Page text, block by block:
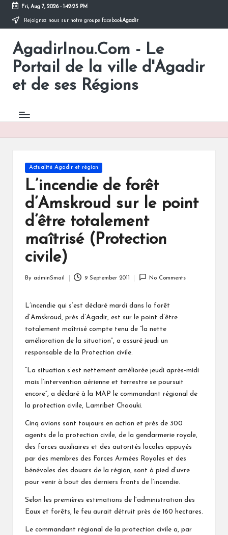
Skip
content
Fri, Aug 7, 2026- 1:42:26 PM
Rejoignez nous sur notre groupe facebookAgadir
AgadirInou.Com - Le
Portail de la ville d'Agadir
et de ses Régions
Toute
l'actualité
ville
en
un
Posted
in
Actualité Agadir et région
L’incendie de forêt
d’Amskroud sur le point
d’être totalement
maîtrisé (Protection
civile)
By adminSmail 9 September 2011 No Comments
L’incendie qui s’est déclaré mardi dans la forêt
d’Amskroud, près d’Agadir, est sur le point d’être
totalement maîtrisé compte tenu de “la nette
amélioration de la situation”, a assuré jeudi un
responsable de la Protection civile.
“La situation s’est nettement améliorée jeudi après-midi
mais l’intervention aérienne et terrestre se poursuit
encore”, a déclaré à la MAP le commandant régional de
la protection civile, Lamribet Chaouki.
Cinq avions sont toujours en action et près de 300
agents de la protection civile, de la gendarmerie royale,
des forces auxiliaires et des autorités locales appuyés
par des membres des Forces Armées Royales et des
bénévoles des douars de la région, sont à pied d’uvre
pour venir à bout des derniers fronts de l’incendie.
Selon les premières estimations de l’administration des
Eaux et forêts, le feu aurait détruit près de 160 hectares.
Le commandant régional de la protection civile a, par